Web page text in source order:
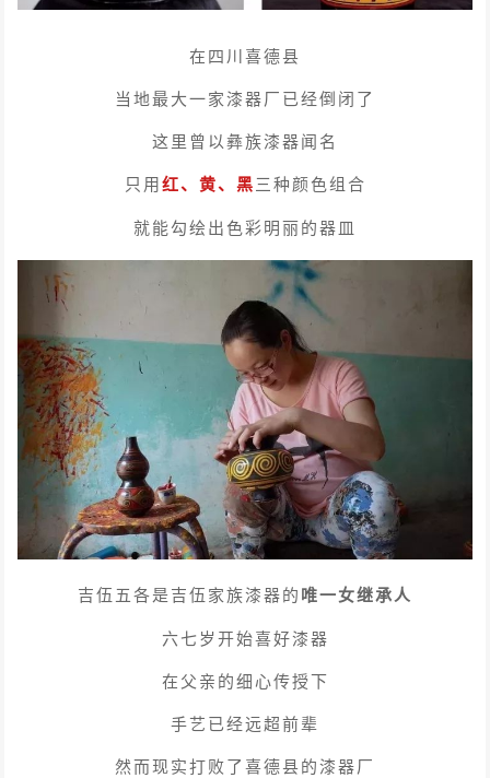
在四川喜德县
当地最大一家漆器厂已经倒闭了
这里曾以彝族漆器闻名
只用红、黄、黑三种颜色组合
就能勾绘出色彩明丽的器皿
吉伍五各是吉伍家族漆器的唯一女继承人
六七岁开始喜好漆器
在父亲的细心传授下
手艺已经远超前辈
然而现实打败了喜德县的漆器厂